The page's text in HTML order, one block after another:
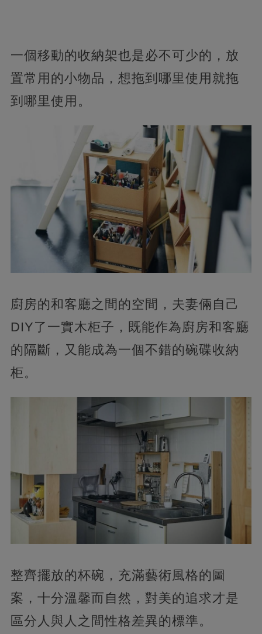
一個移動的收納架也是必不可少的，放
置常用的小物品，想拖到哪里使用就拖
到哪里使用。
廚房的和客廳之間的空間，夫妻倆自己
DIY了一實木柜子，既能作為廚房和客廳
的隔斷，又能成為一個不錯的碗碟收納
柜。
整齊擺放的杯碗，充滿藝術風格的圖
案，十分溫馨而自然，對美的追求才是
區分人與人之間性格差異的標準。